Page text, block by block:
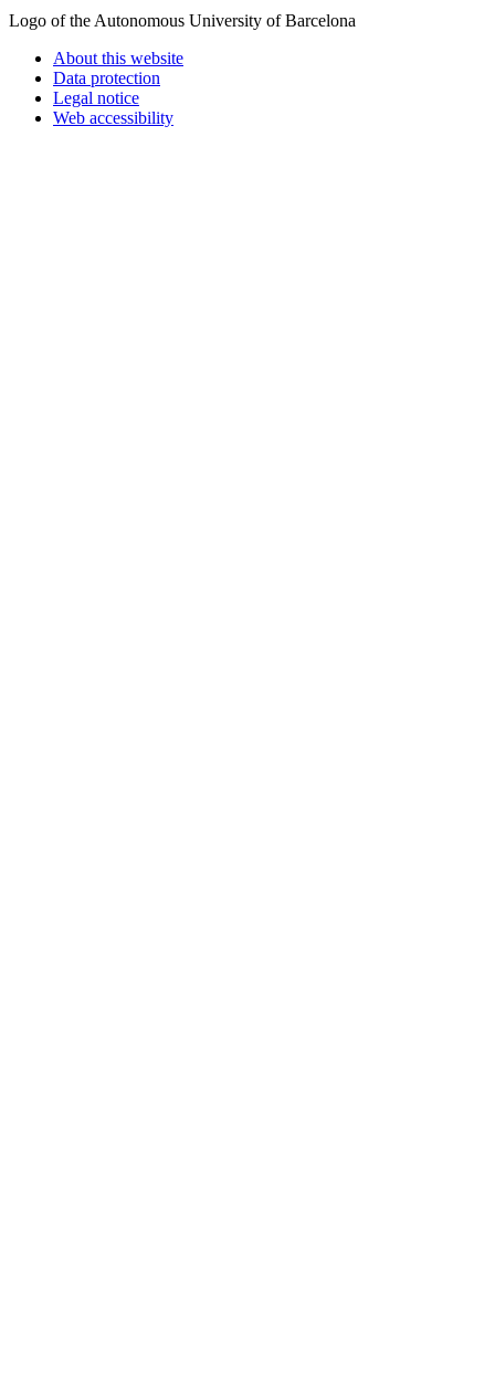
Logo of the Autonomous University of Barcelona
About this website
Data protection
Legal notice
Web accessibility